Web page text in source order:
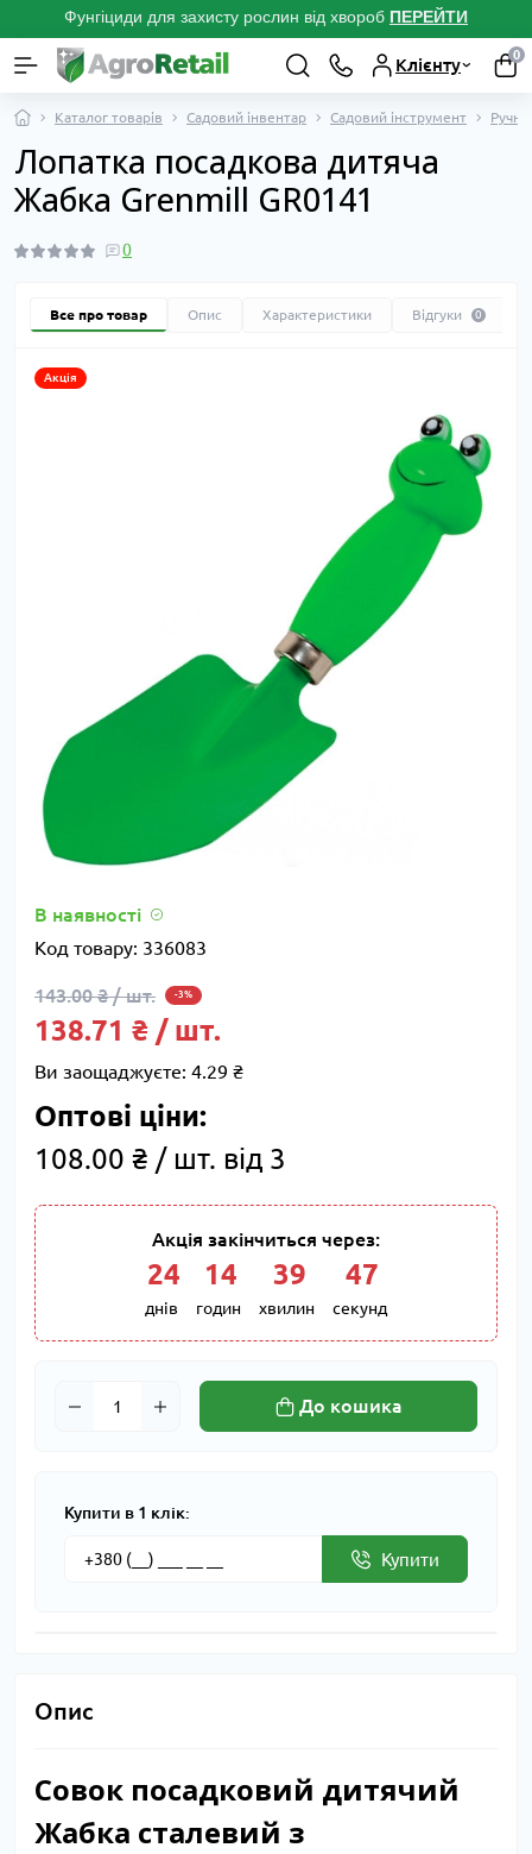
Фунгіциди для захисту рослин від хвороб ПЕРЕЙТИ
Клієнту
0
Каталог товарів Садовий інвентар Садовий інструмент
Лопатка посадкова дитяча
Жабка Grenmill GR0141
0
Все про товар Опис Характеристики Відгуки 0
Акція
В наявності
Код товару: 336083
143.00 ₴ / шт. -3%
138.71 ₴ / шт.
Ви заощаджуєте: 4.29 ₴
Оптові ціни:
108.00 ₴ / шт. від 3
Акція закінчиться через:
24
днів
14
годин
39
хвилин
46
секунд
До кошика
Купити в 1 клік:
Купити
Опис
Совок посадковий дитячий
Жабка сталевий з